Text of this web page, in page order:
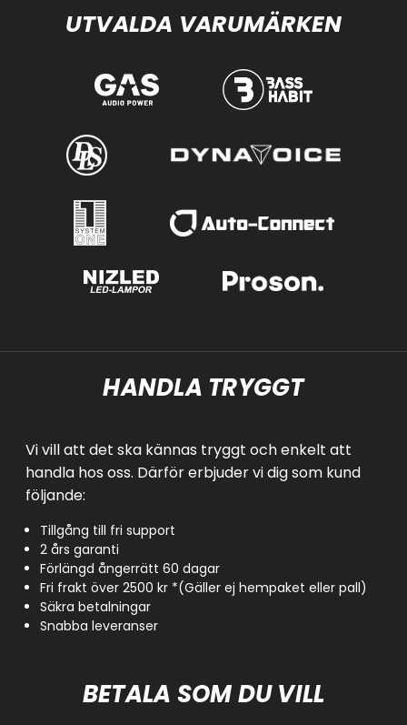
UTVALDA VARUMÄRKEN
HANDLA TRYGGT
Vi vill att det ska kännas tryggt och enkelt att
handla hos oss. Därför erbjuder vi dig som kund
följande:
Tillgång till fri support
2 års garanti
Förlängd ångerrätt 60 dagar
Fri frakt över 2500 kr *(Gäller ej hempaket eller pall)
Säkra betalningar
Snabba leveranser
BETALA SOM DU VILL